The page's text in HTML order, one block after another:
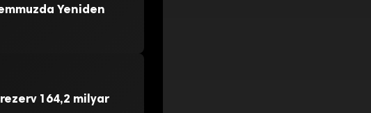
Yeniden
164,2 milyar